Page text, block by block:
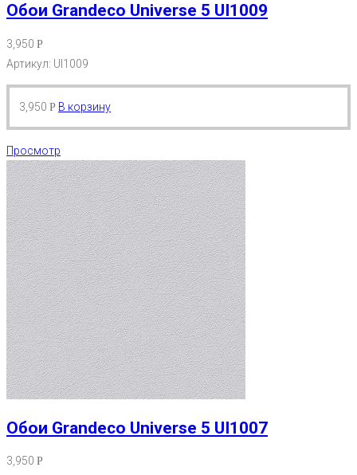
Обои Grandeco Universe 5 UI1009
3,950 Р
Артикул: UI1009
3,950 Р В корзину
Просмотр
Обои Grandeco Universe 5 UI1007
3,950 Р